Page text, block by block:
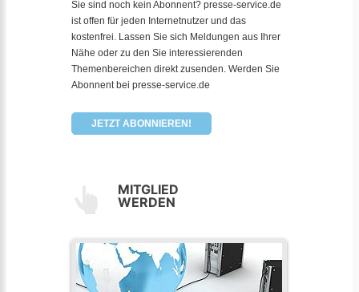
Sie sind noch kein Abonnent? presse-service.de
ist offen für jeden Internetnutzer und das
kostenfrei. Lassen Sie sich Meldungen aus Ihrer
Nähe oder zu den Sie interessierenden
Themenbereichen direkt zusenden. Werden Sie
Abonnent bei presse-service.de
JETZT ABONNIEREN!
MITGLIED
WERDEN